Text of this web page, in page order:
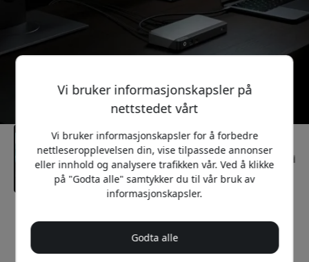
Anbefalt pris
3 799 NOK
Vi bruker informasjonskapsler på
nettstedet vårt
Vi bruker informasjonskapsler for å forbedre
nettleseropplevelsen din, vise tilpassede annonser
eller innhold og analysere trafikken vår. Ved å klikke
på "Godta alle" samtykker du til vår bruk av
informasjonskapsler.
Godta alle